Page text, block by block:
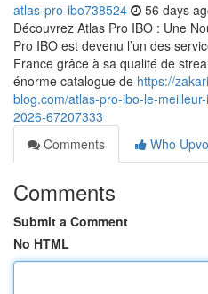
atlas-pro-ibo738524 56 days
Découvrez Atlas Pro IBO : Une
Pro IBO est devenu l’un des
France grâce à sa qualité de
énorme catalogue de https://
blog.com/atlas-pro-ibo-le-
2026-67207333
Comments
Who
Comments
Submit a Comment
No HTML